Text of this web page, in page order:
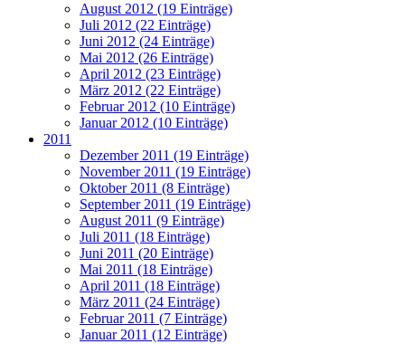
August 2012 (19 Einträge)
Juli 2012 (22 Einträge)
Juni 2012 (24 Einträge)
Mai 2012 (26 Einträge)
April 2012 (23 Einträge)
März 2012 (22 Einträge)
Februar 2012 (10 Einträge)
Januar 2012 (10 Einträge)
2011
Dezember 2011 (19 Einträge)
November 2011 (19 Einträge)
Oktober 2011 (8 Einträge)
September 2011 (19 Einträge)
August 2011 (9 Einträge)
Juli 2011 (18 Einträge)
Juni 2011 (20 Einträge)
Mai 2011 (18 Einträge)
April 2011 (18 Einträge)
März 2011 (24 Einträge)
Februar 2011 (7 Einträge)
Januar 2011 (12 Einträge)